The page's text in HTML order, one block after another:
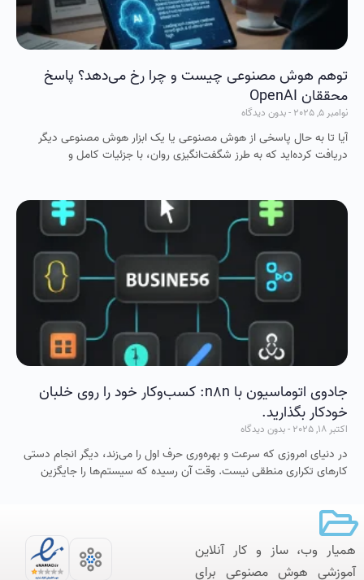
توهم هوش مصنوعی چیست و چرا رخ می‌دهد؟ پاسخ
محققان OpenAI
نوامبر 5, 2025 بدون دیدگاه
آیا تا به حال پاسخی از هوش مصنوعی یا یک ابزار هوش مصنوعی دیگر
دریافت کرده‌اید که به طرز شگفت‌انگیزی روان، با جزئیات کامل و
جادوی اتوماسیون با n8n: کسب‌وکار خود را روی خلبان
خودکار بگذارید.
اکتبر 18, 2025 بدون دیدگاه
در دنیای امروزی که سرعت و بهره‌وری حرف اول را می‌زند، دیگر انجام دستی
کارهای تکراری منطقی نیست. وقت آن رسیده که سیستم‌ها را جایگزین
همیار وب، ساز و کار آنلاین‌
آموزشی هوش مصنوعی برای